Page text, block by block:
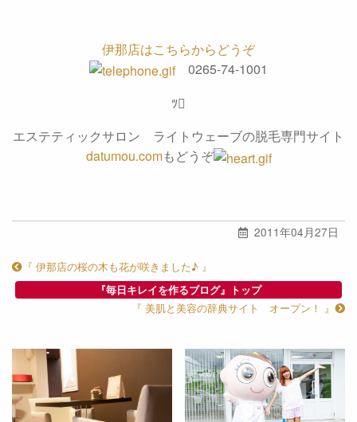
伊那店はこちらからどうぞ
0265-74-1001
ﾂ
エステティックサロン ライトウェーブの脱毛専門サイト
datumou.comもどうぞ
2011年04月27日
『 伊那店の桜の木も花が咲きました♪ 』
『毎日キレイを作るブログ』トップ
『 美肌と美容の辞典サイト オープン！ 』